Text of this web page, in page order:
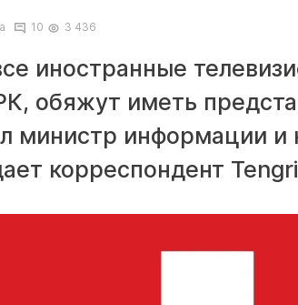
10 3 436
иностранные
обяжут иметь
министр информации
корреспондент